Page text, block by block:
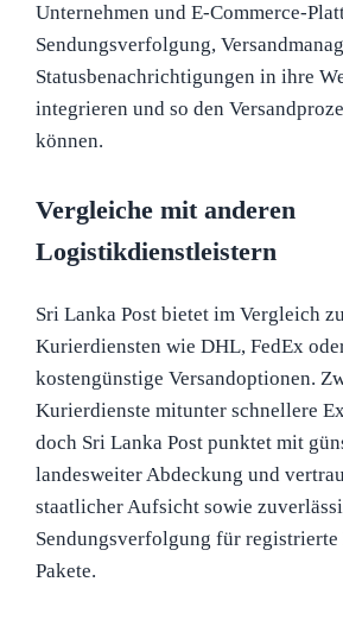
Unternehmen und E-Commerce-
Sendungsverfolgung,
Statusbenachrichtigungen in ihre
integrieren und so den
können.
Vergleiche mit anderen
Logistikdienstleistern
Sri Lanka Post bietet im Vergleich
Kurierdiensten wie DHL, FedEx
kostengünstige Versandoptionen.
Kurierdienste mitunter schnellere
doch Sri Lanka Post punktet mit
landesweiter Abdeckung und
staatlicher Aufsicht sowie
Sendungsverfolgung für registrierte
Pakete.